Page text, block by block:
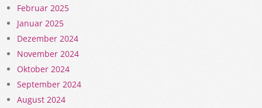
Februar 2025
Januar 2025
Dezember 2024
November 2024
Oktober 2024
September 2024
August 2024